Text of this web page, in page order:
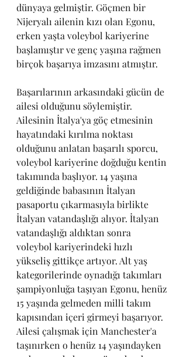
dünyaya gelmiştir. Göçmen bir
Nijeryalı ailenin kızı olan Egonu,
erken yaşta voleybol kariyerine
başlamıştır ve genç yaşına rağmen
birçok başarıya imzasını atmıştır.
Başarılarının arkasındaki gücün de
ailesi olduğunu söylemiştir.
Ailesinin İtalya'ya göç etmesinin
hayatındaki kırılma noktası
olduğunu anlatan başarılı sporcu,
voleybol kariyerine doğduğu kentin
takımında başlıyor. 14 yaşına
geldiğinde babasının İtalyan
pasaportu çıkarmasıyla birlikte
İtalyan vatandaşlığı alıyor. İtalyan
vatandaşlığı aldıktan sonra
voleybol kariyerindeki hızlı
yükseliş gittikçe artıyor. Alt yaş
kategorilerinde oynadığı takımları
şampiyonluğa taşıyan Egonu, henüz
15 yaşında gelmeden milli takım
kapısından içeri girmeyi başarıyor.
Ailesi çalışmak için Manchester'a
taşınırken o henüz 14 yaşındayken